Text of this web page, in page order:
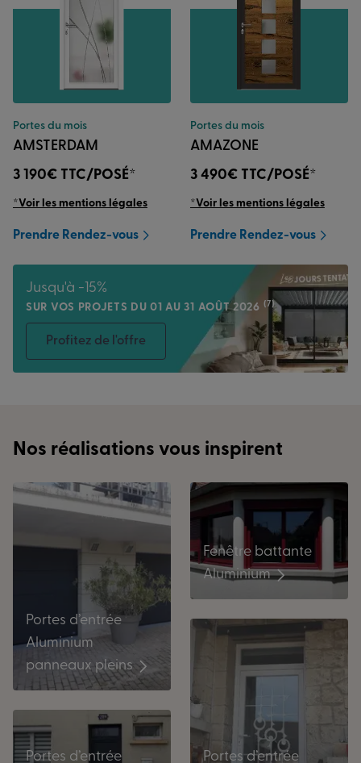
Portes du mois
AMSTERDAM
3 190€ TTC/POSÉ*
*Voir les mentions légales
Prendre Rendez-vous
Portes du mois
AMAZONE
3 490€ TTC/POSÉ*
*Voir les mentions légales
Prendre Rendez-vous
Jusqu'à -15%
SUR VOS PROJETS DU 01 AU 31 AOÛT 2026 (7)
Profitez de l'offre
Nos réalisations vous inspirent
Portes d’entrée
Aluminium
panneaux pleins
Fenêtre battante
Aluminium
Portes d’entrée Portes d’entrée